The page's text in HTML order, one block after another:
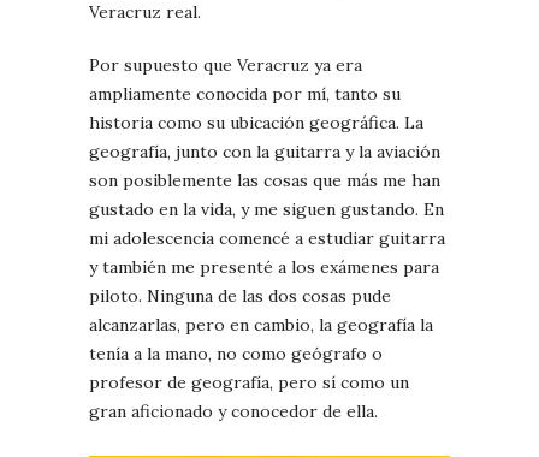
Veracruz real.
Por supuesto que Veracruz ya era
ampliamente conocida por mí, tanto su
historia como su ubicación geográfica. La
geografía, junto con la guitarra y la aviación
son posiblemente las cosas que más me han
gustado en la vida, y me siguen gustando. En
mi adolescencia comencé a estudiar guitarra
y también me presenté a los exámenes para
piloto. Ninguna de las dos cosas pude
alcanzarlas, pero en cambio, la geografía la
tenía a la mano, no como geógrafo o
profesor de geografía, pero sí como un
gran aficionado y conocedor de ella.